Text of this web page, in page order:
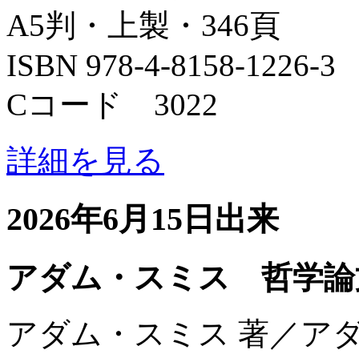
A5判・上製・346頁
ISBN 978-4-8158-1226-3
Cコード 3022
詳細を見る
2026年6月15日出来
アダム・スミス 哲学論
アダム・スミス 著／ア